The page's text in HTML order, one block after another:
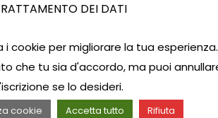
DEI DATI
i cookie per migliorare la tua esperienza.
che tu sia d'accordo, ma puoi
se lo desideri.
cookie Accetta tutto Rifiuta